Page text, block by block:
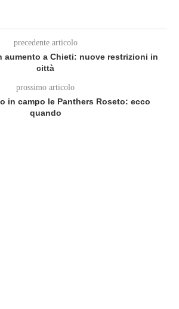
precedente articolo
aumento a Chieti: nuove restrizioni in
città
prossimo articolo
in campo le Panthers Roseto: ecco
quando